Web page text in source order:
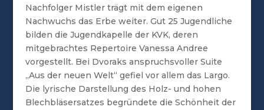
Nachfolger Mistler trägt mit dem eigenen
Nachwuchs das Erbe weiter. Gut 25 Jugendliche
bilden die Jugendkapelle der KVK, deren
mitgebrachtes Repertoire Vanessa Andree
vorgestellt. Bei Dvoraks anspruchsvoller Suite
„Aus der neuen Welt“ gefiel vor allem das Largo.
Die lyrische Darstellung des Holz- und hohen
Blechbläsersatzes begründete die Schönheit der